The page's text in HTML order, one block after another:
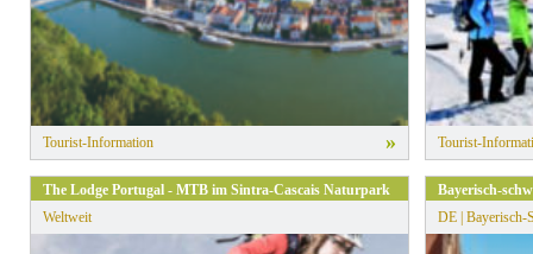
Tourist-Information » Tourist-
The Lodge Portugal - MTB im Sintra-Cascais Naturpark
Weltweit
Bayerisch-
DE | Bayerisch-